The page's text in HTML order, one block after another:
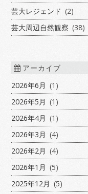
芸大レジェンド (2)
芸大周辺自然観察 (38)
アーカイブ
2026年6月 (1)
2026年5月 (1)
2026年4月 (1)
2026年3月 (4)
2026年2月 (4)
2026年1月 (5)
2025年12月 (5)